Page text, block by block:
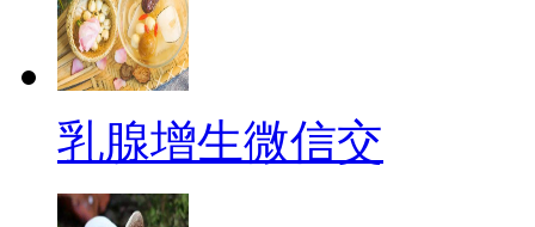
乳腺增生微信交